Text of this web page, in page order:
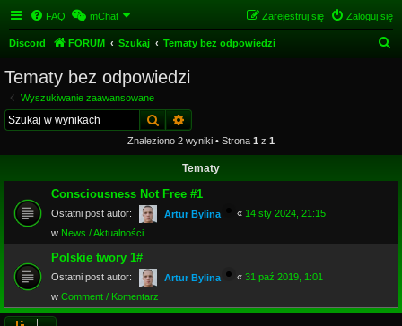
FAQ mChat Zaloguj się
Zarejestruj się
Discord FORUM Szukaj Tematy bez odpowiedzi
Tematy bez odpowiedzi
Wyszukiwanie zaawansowane
Szukaj
Znaleziono 2 wyniki • Strona 1 z 1
Tematy
Consciousness Not Free #1
Ostatni post autor: Artur Bylina « 14 sty 2024, 21:15
w News / Aktualności
Polskie twory 1#
Ostatni post autor: Artur Bylina « 31 paź 2019, 1:01
w Comment / Komentarz